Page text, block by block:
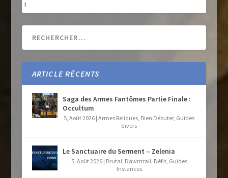
!
ARTICLE RÉCENTS
Saga des Armes Fantômes Partie Finale :
Occultum
5, Août 2026 |Armes Reliques Bien Débuter, Guides
divers
Le Sanctuaire du Serment – Zelenia
5, Août 2026| Brutal Dawntrail Défis, Guides
Instances